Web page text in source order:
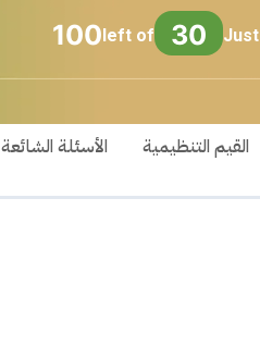
Just
30
left of
100
القيم التنظيمية الأسئلة الشائعة